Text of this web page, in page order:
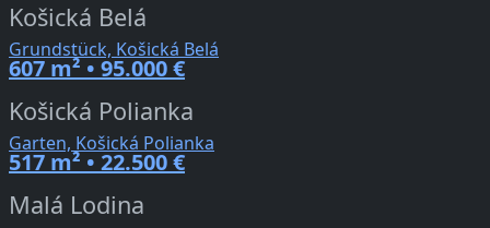
Košická Belá
Grundstück, Košická Belá
607 m² • 95.000 €
Košická Polianka
Garten, Košická Polianka
517 m² • 22.500 €
Malá Lodina